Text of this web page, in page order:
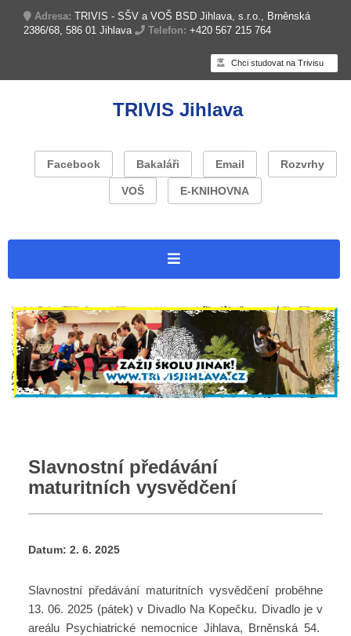
Adresa: TRIVIS - SŠV a VOŠ BSD Jihlava, s.r.o., Brněnská
2386/68, 586 01 Jihlava
Telefon: +420 567 215 764
Chci studovat na Trivisu
TRIVIS Jihlava
Facebook Bakaláři Email Rozvrhy
VOŠ E-KNIHOVNA
Slavnostní předávání
maturitních vysvědčení
Datum: 2. 6. 2025
Slavnostní předávání maturitních vysvědčení proběhne
13. 06. 2025 (pátek) v Divadlo Na Kopečku. Divadlo je v
areálu Psychiatrické nemocnice Jihlava, Brněnská 54.